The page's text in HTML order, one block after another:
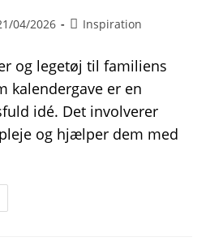
04/2026
PostInspiration
og legetøj til familiens
kalendergave er en
idé. Det involverer
og hjælper dem med